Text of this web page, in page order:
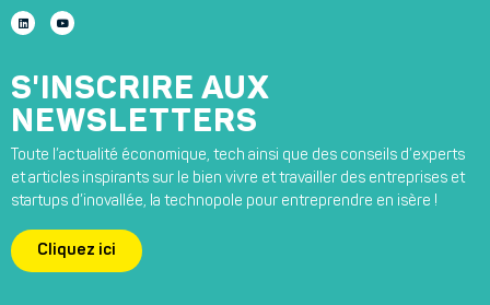
S'INSCRIRE AUX
NEWSLETTERS
Toute l’actualité économique, tech ainsi que des conseils d’experts
et articles inspirants sur le bien vivre et travailler des entreprises et
startups d’inovallée, la technopole pour entreprendre en isère !
Cliquez ici